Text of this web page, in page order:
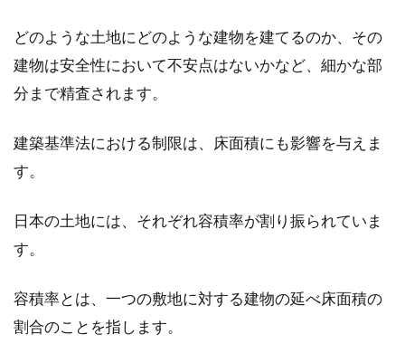
窓にプチプチを貼って防寒対策！そ
の効率的な貼り方をご紹介
冬の窓際は、寒いですよね。窓はガラス製なの
線が繋げない！対処法は？
どのような土地にどのような建物を建てるのか、その
建物は安全性において不安点はないかなど、細かな部
分まで精査されます。
建築基準法における制限は、床面積にも影響を与えま
す。
日本の土地には、それぞれ容積率が割り振られていま
す。
容積率とは、一つの敷地に対する建物の延べ床面積の
割合のことを指します。